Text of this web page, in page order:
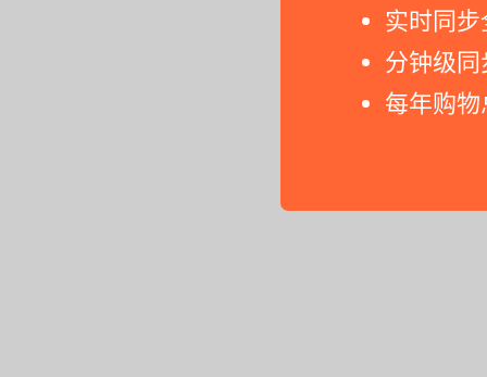
实时同
分钟级
每年购